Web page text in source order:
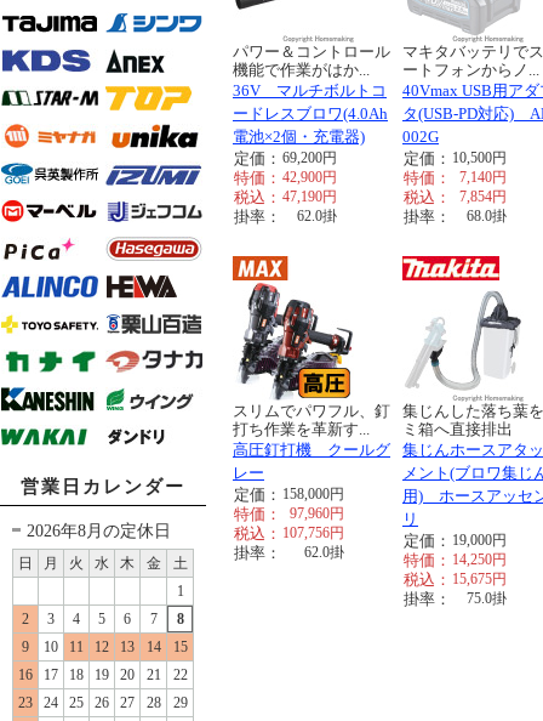
営業日カレンダー
2026年8月の定休日
日 月 火 水 木 金
土
1
2
3 4 5 6 7
8
9
10 11 12 13 14
15
16
17 18 19 20 21
22
23
24 25 26 27 28
29
パワー＆コントロール
機能で作業がはか...
36V マルチボルトコ
ードレスブロワ(4.0Ah
電池×2個・充電器)
定価： 69,200円
特価： 42,900円
税込： 47,190円
掛率： 62.0掛
マキタバッテリで
ートフォンからノ...
40Vmax USB用アダ
タ(USB-PD対応)
002G
定価： 10,500円
特価： 7,140円
税込： 7,854円
掛率： 68.0掛
スリムでパワフル、釘
打ち作業を革新す...
高圧釘打機 クールグ
レー
定価： 158,000円
特価： 97,960円
税込： 107,756円
掛率： 62.0掛
集じんした落ち葉
ミ箱へ直接排出
集じんホースアタ
メント(ブロワ集じ
用) ホースアッセ
リ
定価： 19,000円
特価： 14,250円
税込： 15,675円
掛率： 75.0掛